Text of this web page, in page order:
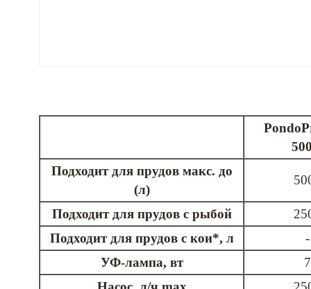
Подходит для прудов макс. до
(л)
Подходит для прудов с рыбой
Подходит для прудов с кои*, л
-
УФ-лампа, вт
7